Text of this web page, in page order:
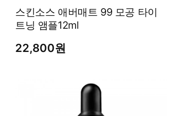
스킨소스 애버매트 99 모공 타이
트닝 앰플12ml
22,800원